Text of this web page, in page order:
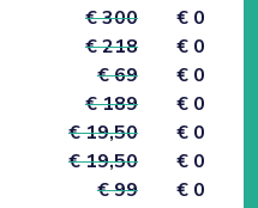
€ 300
€ 0
€ 218
€ 0
€ 69
€ 0
€ 189
€ 0
€ 19,50
€ 0
€ 19,50
€ 0
€ 99
€ 0